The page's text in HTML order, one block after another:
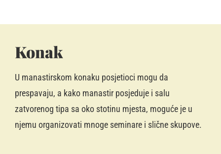
Konak
U manastirskom konaku posjetioci mogu da
prespavaju, a kako manastir posjeduje i salu
zatvorenog tipa sa oko stotinu mjesta, moguće je u
njemu organizovati mnoge seminare i slične skupove.